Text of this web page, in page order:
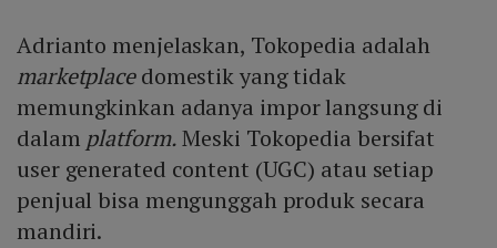
Adrianto menjelaskan, Tokopedia adalah
marketplacedomestik yang tidak
memungkinkan adanya impor langsung di
dalam platform.Meski Tokopedia bersifat
user generated content (UGC) atau setiap
penjual bisa mengunggah produk secara
mandiri.